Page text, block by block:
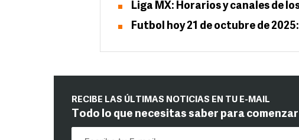
Liga MX: Horarios y canales de
Futbol hoy 21 de octubre de
RECIBE LAS ÚLTIMAS NOTICIAS EN TU E-MAIL
Todo lo que necesitas saber para